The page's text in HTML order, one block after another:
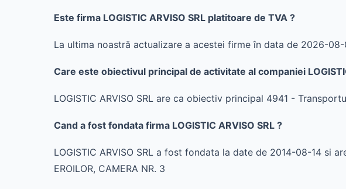
Este firma LOGISTIC ARVISO SRL platitoare de TVA ?
La ultima noastră actualizare a acestei firme în data de 2026-08-
Care este obiectivul principal de activitate al companiei
LOGISTIC ARVISO SRL are ca obiectiv principal 4941 -
Cand a fost fondata firma LOGISTIC ARVISO SRL ?
LOGISTIC ARVISO SRL a fost fondata la date de 2014-08-14 si
EROILOR, CAMERA NR. 3